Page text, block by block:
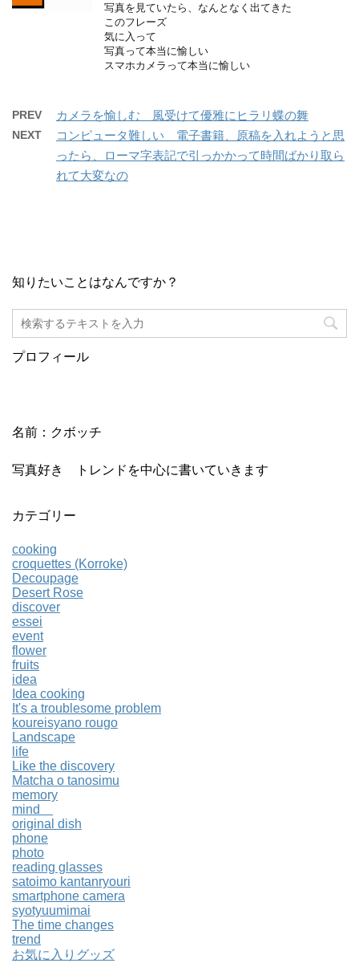
写真を見ていたら、なんとなく出てきた
このフレーズ
気に入って
写真って本当に愉しい
スマホカメラって本当に愉しい
PREV カメラを愉しむ 風受けて優雅にヒラリ蝶の舞
NEXT
コンピュータ難しい 電子書籍、原稿を入れようと思
ったら、ローマ字表記で引っかかって時間ばかり取ら
れて大変なの
知りたいことはなんですか？
プロフィール
名前：クボッチ
写真好き トレンドを中心に書いていきます
カテゴリー
cooking
croquettes (Korroke)
Decoupage
Desert Rose
discover
essei
event
flower
fruits
idea
Idea cooking
It's a troublesome problem
koureisyano rougo
Landscape
life
Like the discovery
Matcha o tanosimu
memory
mind
original dish
phone
photo
reading glasses
satoimo kantanryouri
smartphone camera
syotyuumimai
The time changes
trend
お気に入りグッズ